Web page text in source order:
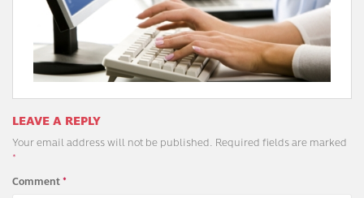
LEAVE A REPLY
Your email address will not be published. Required fields are marked
*
Comment*